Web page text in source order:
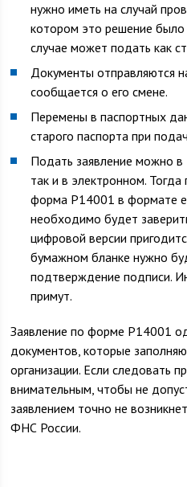
нужно иметь на случай
котором это решение
случае может подать как
Документы отправляются
сообщается о его смене.
Перемены в паспортных
старого паспорта при
Подать заявление можно
так и в электронном. Тогда
форма Р14001 в формате
необходимо будет
цифровой версии
бумажном бланке нужно
подтверждение подписи.
примут.
Заявление по форме Р14001
документов, которые
организации. Если следовать
внимательным, чтобы не
заявлением точно не
ФНС России.